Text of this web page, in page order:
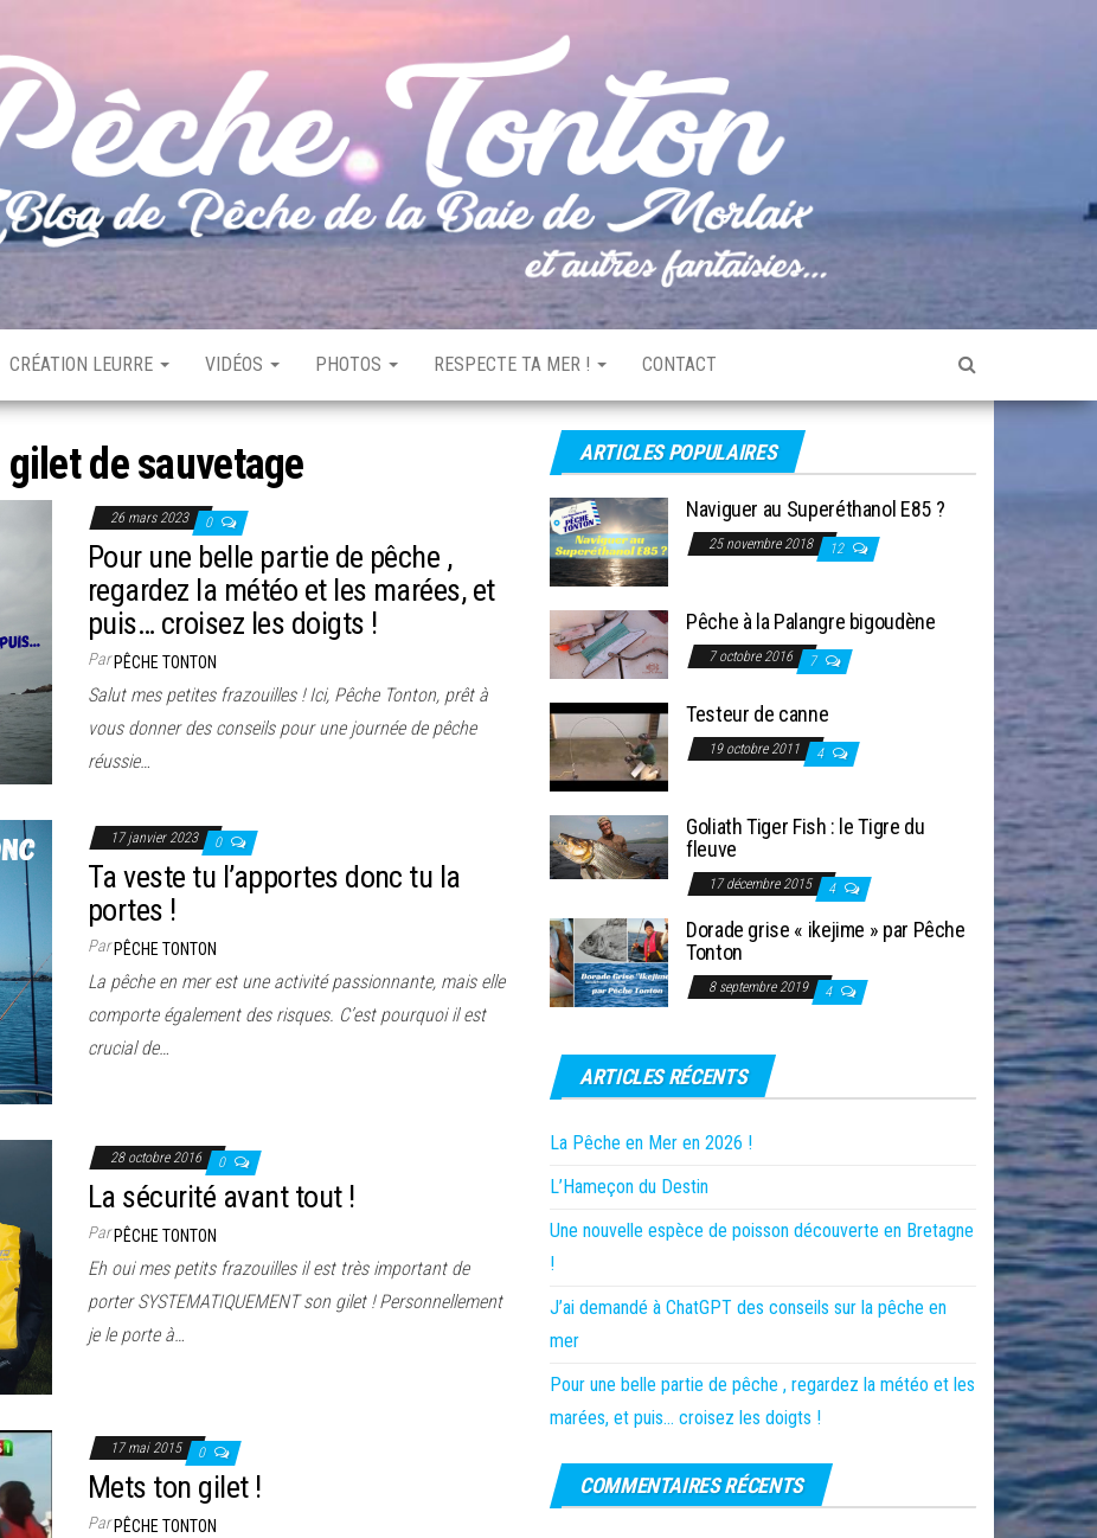
CRÉATION LEURRE VIDÉOS PHOTOS RESPECTE TA MER ! CONTACT
gilet de sauvetage
26 mars 2023 0
Pour une belle partie de pêche ,
regardez la météo et les marées, et
puis… croisez les doigts !
ParPÊCHE TONTON
Salut mes petites frazouilles ! Ici, Pêche Tonton, prêt à
vous donner des conseils pour une journée de pêche
réussie…
17 janvier 2023 0
Ta veste tu l’apportes donc tu la
portes !
ParPÊCHE TONTON
La pêche en mer est une activité passionnante, mais elle
comporte également des risques. C’est pourquoi il est
crucial de…
28 octobre 2016 0
La sécurité avant tout !
ParPÊCHE TONTON
Eh oui mes petits frazouilles il est très important de
porter SYSTEMATIQUEMENT son gilet ! Personnellement
je le porte à…
17 mai 2015 0
Mets ton gilet !
ParPÊCHE TONTON
ARTICLES POPULAIRES
Naviguer au Superéthanol E85 ?
25 novembre 2018 12
Pêche à la Palangre bigoudène
7 octobre 2016 7
Testeur de canne
19 octobre 2011 4
Goliath Tiger Fish : le Tigre du
fleuve
17 décembre 2015 4
Dorade grise « ikejime » par Pêche
Tonton
8 septembre 2019 4
ARTICLES RÉCENTS
La Pêche en Mer en 2026 !
L’Hameçon du Destin
Une nouvelle espèce de poisson découverte en Bretagne
!
J’ai demandé à ChatGPT des conseils sur la pêche en
mer
Pour une belle partie de pêche , regardez la météo et les
marées, et puis… croisez les doigts !
COMMENTAIRES RÉCENTS